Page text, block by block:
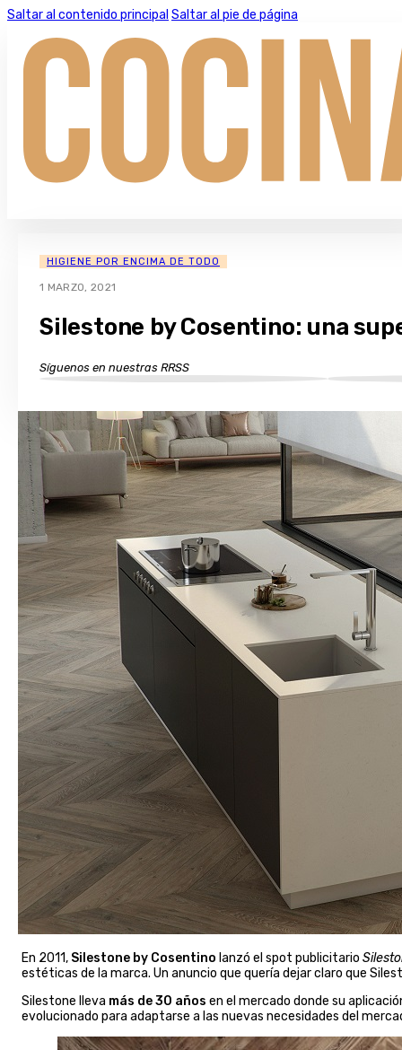
Saltar al contenido principal Saltar al pie de página
HIGIENE POR ENCIMA DE TODO
1 MARZO, 2021
Silestone by Cosentino: una
Síguenos en nuestras RRSS
En 2011, Silestone by Cosentino lanzó el spot publicitario
estéticas de la marca. Un anuncio que quería dejar claro que
Silestone lleva más de 30 años en el mercado donde su
evolucionado para adaptarse a las nuevas necesidades del